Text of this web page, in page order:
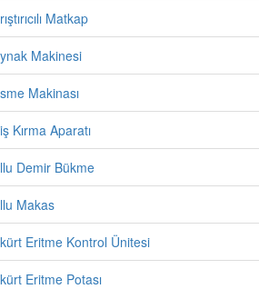
Matkap
Makinesi
Makinası
Kırma Aparatı
Demir Bükme
Makas
Eritme Kontrol Ünitesi
Eritme Potası